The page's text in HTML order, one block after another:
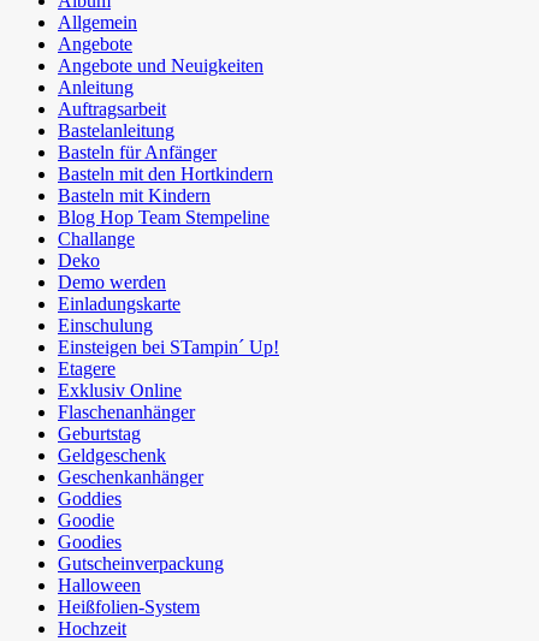
Allgemein
Angebote
Angebote und Neuigkeiten
Anleitung
Auftragsarbeit
Bastelanleitung
Basteln für Anfänger
Basteln mit den Hortkindern
Basteln mit Kindern
Blog Hop Team Stempeline
Challange
Deko
Demo werden
Einladungskarte
Einschulung
Einsteigen bei STampin´ Up!
Etagere
Exklusiv Online
Flaschenanhänger
Geburtstag
Geldgeschenk
Geschenkanhänger
Goddies
Goodie
Goodies
Gutscheinverpackung
Halloween
Heißfolien-System
Hochzeit